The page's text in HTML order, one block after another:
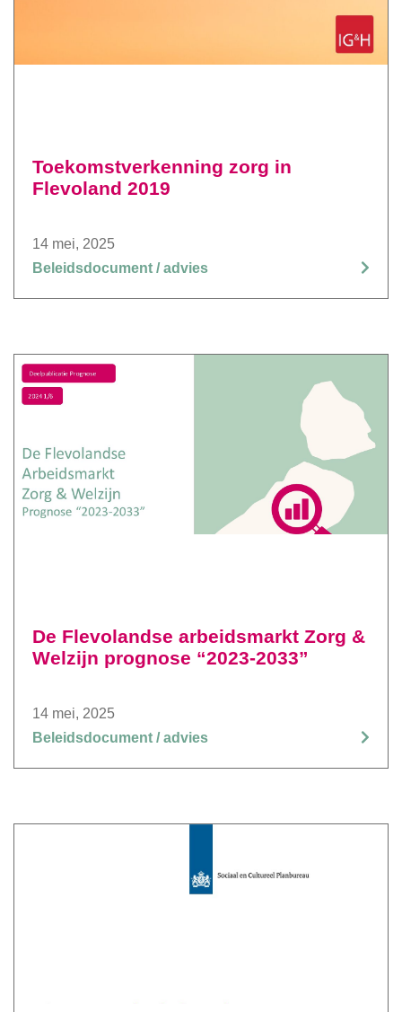
Toekomstverkenning zorg in
Flevoland 2019
14 mei, 2025
Beleidsdocument / advies
De Flevolandse arbeidsmarkt Zorg &
Welzijn prognose “2023-2033”
14 mei, 2025
Beleidsdocument / advies